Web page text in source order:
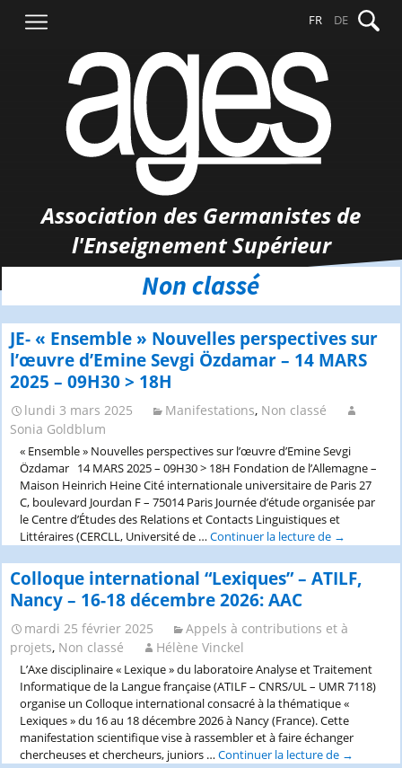
contenu
FR DE
Association des Germanistes de
l'Enseignement Supérieur
Non classé
JE- « Ensemble » Nouvelles perspectives sur
l’œuvre d’Emine Sevgi Özdamar – 14 MARS
2025 – 09H30 > 18H
lundi 3 mars 2025 Manifestations, Non classé
Sonia Goldblum
« Ensemble » Nouvelles perspectives sur l’œuvre d’Emine Sevgi
Özdamar 14 MARS 2025 – 09H30 > 18H Fondation de l’Allemagne –
Maison Heinrich Heine Cité internationale universitaire de Paris 27
C, boulevard Jourdan F – 75014 Paris Journée d’étude organisée par
le Centre d’Études des Relations et Contacts Linguistiques et
Littéraires (CERCLL, Université de …Continuer la lecture de JE-
Ensemble
»
perspectives
d’Emine
Sevgi
Özdamar
–
14
MARS
→
Colloque international “Lexiques” – ATILF,
Nancy – 16-18 décembre 2026: AAC
mardi 25 février 2025
Appels à contributions et à
projets, Non classé Hélène Vinckel
L’Axe disciplinaire « Lexique » du laboratoire Analyse et Traitement
Informatique de la Langue française (ATILF – CNRS/UL – UMR 7118)
organise un Colloque international consacré à la thématique «
Lexiques » du 16 au 18 décembre 2026 à Nancy (France). Cette
manifestation scientifique vise à rassembler et à faire échanger
chercheuses et chercheurs, juniors …Continuer la lecture de Colloque
→